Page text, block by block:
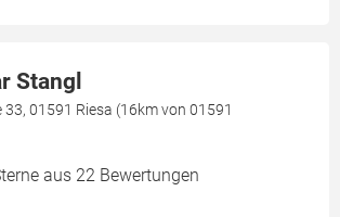
Stangl
01591 Riesa (16km von 01591
aus 22 Bewertungen